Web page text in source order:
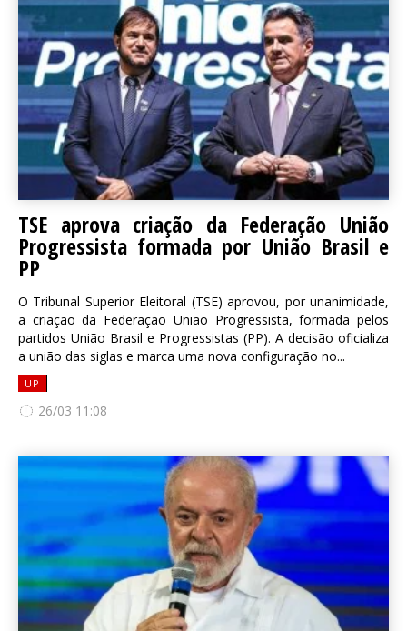
TSE aprova criação da Federação União
Progressista formada por União Brasil e
PP
O Tribunal Superior Eleitoral (TSE) aprovou, por unanimidade,
a criação da Federação União Progressista, formada pelos
partidos União Brasil e Progressistas (PP). A decisão oficializa
a união das siglas e marca uma nova configuração no...
UP
26/03 11:08